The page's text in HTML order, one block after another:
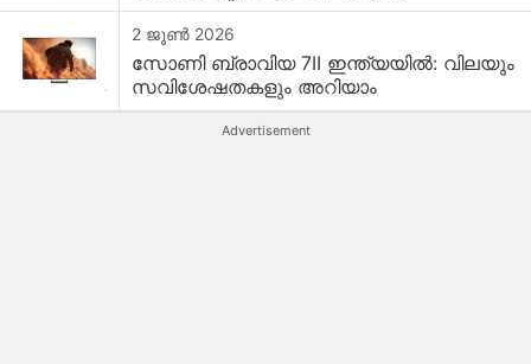
2 ജൂൺ 2026
സോണി ബ്രാവിയ 7II ഇന്ത്യയിൽ: വിലയും
സവിശേഷതകളും അറിയാം
Advertisement